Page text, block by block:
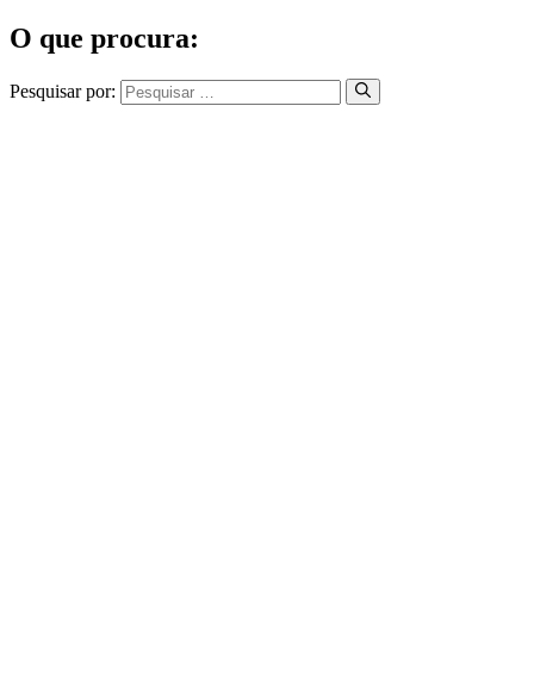
O que procura:
Pesquisar por: